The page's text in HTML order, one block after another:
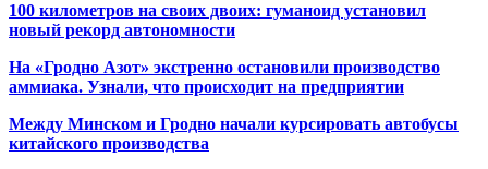
100 километров на своих двоих: гуманоид установил
новый рекорд автономности
На «Гродно Азот» экстренно остановили производство
аммиака. Узнали, что происходит на предприятии
Между Минском и Гродно начали курсировать автобусы
китайского производства